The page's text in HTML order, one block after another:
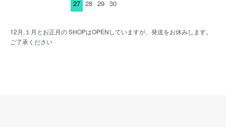
27 28 29 30
12月.１月とお正月の SHOPはOPENしていますが、発送をお休みします。
ご了承ください